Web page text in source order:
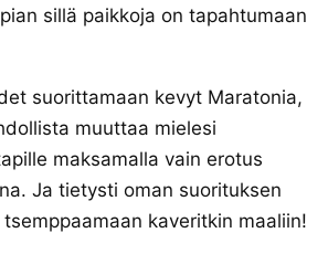
sillä paikkoja on tapahtumaan
suorittamaan kevyt Maratonia,
muuttaa mielesi
maksamalla vain erotus
Ja tietysti oman suorituksen
kaveritkin maaliin!